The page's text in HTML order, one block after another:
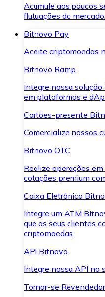
Acumule aos poucos
flutuações do mercado.
Bitnovo Pay
Aceite criptomoedas
Bitnovo Ramp
Integre nossa
em plataformas e
Cartões-presente
Comercialize nossos
Bitnovo OTC
Realize operações
cotações premium
Caixa Eletrônico
Integre um ATM
que os seus clientes
criptomoedas.
API Bitnovo
Integre nossa API no
Tornar-se Revendedor